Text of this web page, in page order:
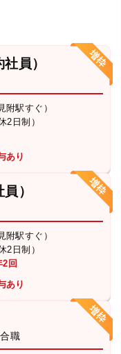
員）
附駅すぐ）
2日制）
あり
）
附駅すぐ）
2日制）
2回
あり
職